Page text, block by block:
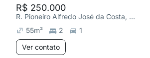
R$ 250.000
R. Pioneiro Alfredo José da Costa, Jardim Alvorada
55m² 2
1
Ver contato